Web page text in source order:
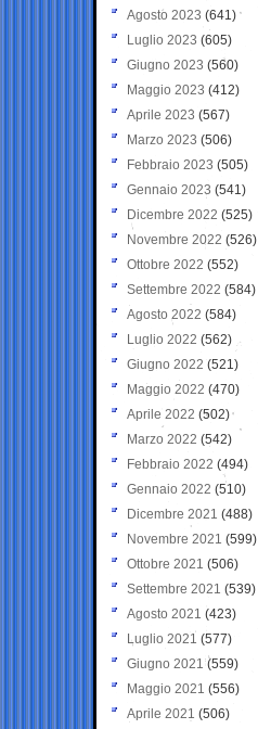
Agosto 2023 (641)
Luglio 2023 (605)
Giugno 2023 (560)
Maggio 2023 (412)
Aprile 2023 (567)
Marzo 2023 (506)
Febbraio 2023 (505)
Gennaio 2023 (541)
Dicembre 2022 (525)
Novembre 2022 (526)
Ottobre 2022 (552)
Settembre 2022 (584)
Agosto 2022 (584)
Luglio 2022 (562)
Giugno 2022 (521)
Maggio 2022 (470)
Aprile 2022 (502)
Marzo 2022 (542)
Febbraio 2022 (494)
Gennaio 2022 (510)
Dicembre 2021 (488)
Novembre 2021 (599)
Ottobre 2021 (506)
Settembre 2021 (539)
Agosto 2021 (423)
Luglio 2021 (577)
Giugno 2021(559)
Maggio 2021 (556)
Aprile 2021 (506)